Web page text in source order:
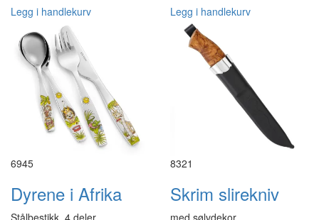
Legg i handlekurv Legg i handlekurv
6945
Dyrene i Afrika
Stålbestikk, 4 deler.
8321
Skrim slirekniv
med sølvdekor